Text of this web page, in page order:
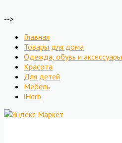
-->
Главная
Товары для дома
Одежда, обувь и аксессуары
Красота
Для детей
Мебель
iHerb